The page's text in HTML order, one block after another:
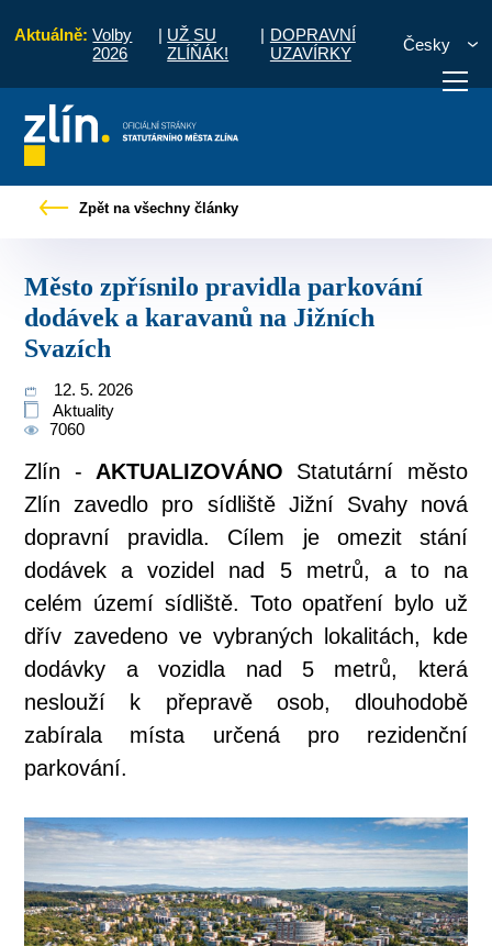
Aktuálně: Volby
2026
| UŽ SU
ZLÍŇÁK!
| DOPRAVNÍ
UZAVÍRKY
Česky
vyřídit Potřebuji zaplatit
Zpět na všechny články
Město zpřísnilo pravidla parkování
dodávek a karavanů na Jižních
Svazích
12. 5. 2026
Aktuality
7060
Zlín - AKTUALIZOVÁNO Statutární město
Zlín zavedlo pro sídliště Jižní Svahy nová
dopravní pravidla. Cílem je omezit stání
dodávek a vozidel nad 5 metrů, a to na
celém území sídliště. Toto opatření bylo už
dřív zavedeno ve vybraných lokalitách, kde
dodávky a vozidla nad 5 metrů, která
neslouží k přepravě osob, dlouhodobě
zabírala místa určená pro rezidenční
parkování.